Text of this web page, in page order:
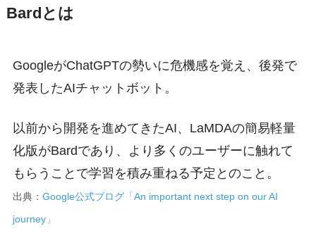
Bardとは
GoogleがChatGPTの勢いに危機感を覚え、後発で
発表したAIチャットボット。
以前から開発を進めてきたAI、LaMDAの簡易軽量
化版がBardであり、より多くのユーザーに触れて
もらうことで学習を積み重ねる予定とのこと。
出典： Google公式ブログ「An important next step on our AI
journey」